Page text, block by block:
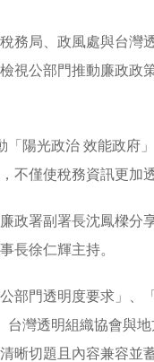
務局、政風處與台
視公部門推動廉政
陽光政治 效能政
僅使稅務資訊更加
政署副署長沈鳳樑
長徐仁輝主持。
部門透明度要求」
灣透明組織協會與
晰切題且內容兼容